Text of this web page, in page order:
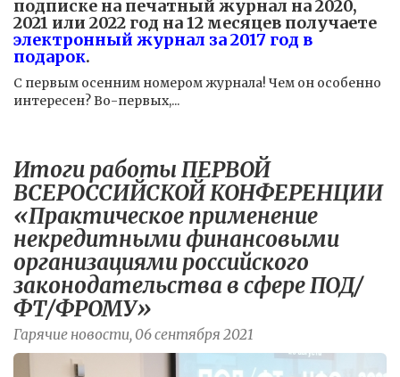
подписке на печатный журнал на 2020,
2021 или 2022 год на 12 месяцев получаете
электронный журнал за 2017 год в
подарок.
С первым осенним номером журнала! Чем он особенно
интересен? Во-первых,...
Итоги работы ПЕРВОЙ
ВСЕРОССИЙСКОЙ КОНФЕРЕНЦИИ
«Практическое применение
некредитными финансовыми
организациями российского
законодательства в сфере ПОД/
ФТ/ФРОМУ»
Гарячие новости, 06 сентября 2021